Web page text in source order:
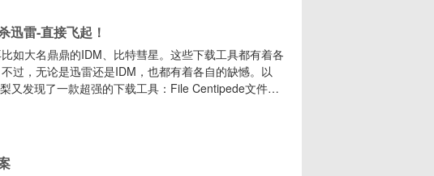
雷-直接飞起！
如大名鼎鼎的IDM、比特彗星。这些下载工具都有着各
过，无论是迅雷还是IDM，也都有着各自的缺憾。以
又发现了一款超强的下载工具：File Centipede文件蜈
，功能强大，且免费无广告。它的最大特点，就是其
子、磁力链接，m3u8流任务（AES-128解密）。此